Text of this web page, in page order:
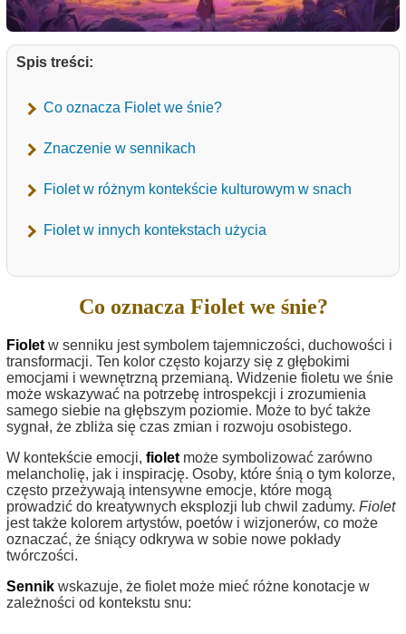
Spis treści:
Co oznacza Fiolet we śnie?
Znaczenie w sennikach
Fiolet w różnym kontekście kulturowym w snach
Fiolet w innych kontekstach użycia
Co oznacza Fiolet we śnie?
Fiolet w senniku jest symbolem tajemniczości, duchowości i
transformacji. Ten kolor często kojarzy się z głębokimi
emocjami i wewnętrzną przemianą. Widzenie fioletu we śnie
może wskazywać na potrzebę introspekcji i zrozumienia
samego siebie na głębszym poziomie. Może to być także
sygnał, że zbliża się czas zmian i rozwoju osobistego.
W kontekście emocji, fiolet może symbolizować zarówno
melancholię, jak i inspirację. Osoby, które śnią o tym kolorze,
często przeżywają intensywne emocje, które mogą
prowadzić do kreatywnych eksplozji lub chwil zadumy. Fiolet
jest także kolorem artystów, poetów i wizjonerów, co może
oznaczać, że śniący odkrywa w sobie nowe pokłady
twórczości.
Sennik wskazuje, że fiolet może mieć różne konotacje w
zależności od kontekstu snu: